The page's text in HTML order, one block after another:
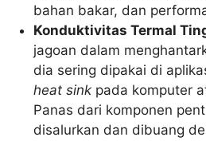
bahan bakar, dan
Konduktivitas Termal
jagoan dalam
dia sering dipakai di
heat sink pada komputer
Panas dari komponen
disalurkan dan dibuang